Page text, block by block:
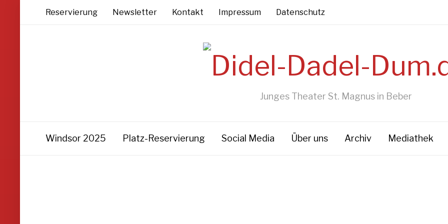
Reservierung Newsletter Kontakt Impressum Datenschutz
Junges Theater St. Magnus in Beber
Windsor 2025 Platz-Reservierung Social Media Über uns Archiv Mediathek